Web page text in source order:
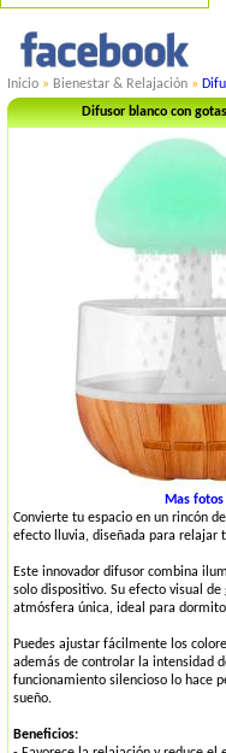
Inicio » Bienestar & Relajación »
Difusor blanco con
Mas fotos
Convierte tu espacio en un rincón
efecto lluvia, diseñada para relajar
Este innovador difusor combina
solo dispositivo. Su efecto visual
atmósfera única, ideal para
Puedes ajustar fácilmente los
además de controlar la intensidad
funcionamiento silencioso lo hace
sueño.
Beneficios: